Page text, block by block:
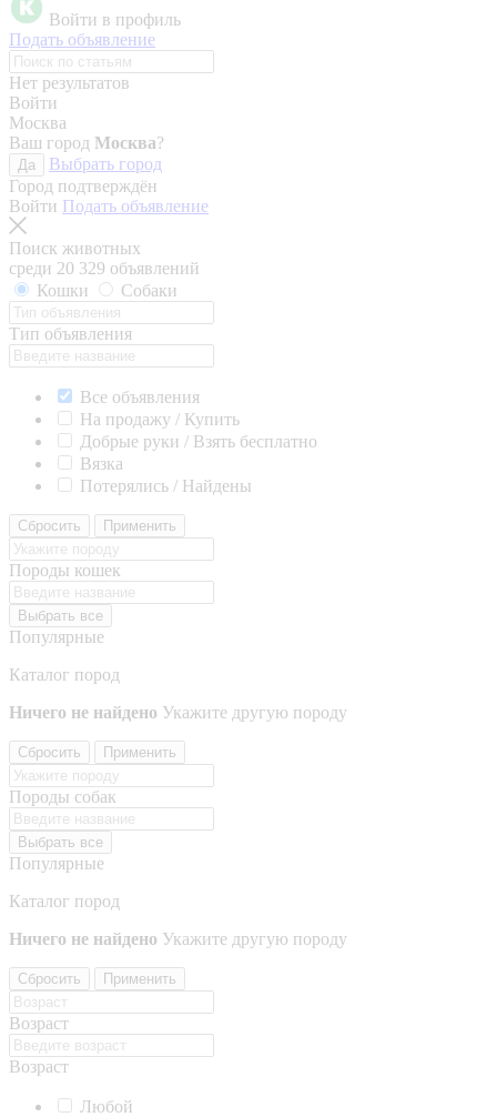
Войти в профиль
Подать объявление
Нет результатов
Войти
Москва
Ваш город Москва?
Да
Выбрать город
Город подтверждён
Войти Подать объявление
Поиск животных
среди 20 329 объявлений
Кошки
Собаки
Тип объявления
Все объявления
На продажу / Купить
Добрые руки / Взять бесплатно
Вязка
Потерялись / Найдены
Сбросить Применить
Породы кошек
Выбрать все
Популярные
Каталог пород
Ничего не найдено Укажите другую породу
Сбросить Применить
Породы собак
Выбрать все
Популярные
Каталог пород
Ничего не найдено Укажите другую породу
Сбросить Применить
Возраст
Возраст
Любой